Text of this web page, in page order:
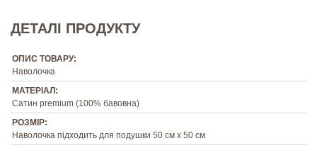
ДЕТАЛІ ПРОДУКТУ
ОПИС ТОВАРУ:
Наволочка
МАТЕРІАЛ:
Сатин premium (100% бавовна)
РОЗМІР:
Наволочка підходить для подушки 50 см х 50 см